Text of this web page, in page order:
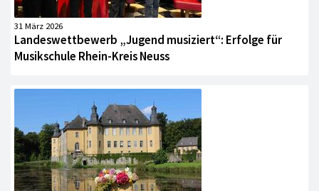
31 März 2026
Landeswettbewerb „Jugend musiziert“: Erfolge für
Musikschule Rhein-Kreis Neuss